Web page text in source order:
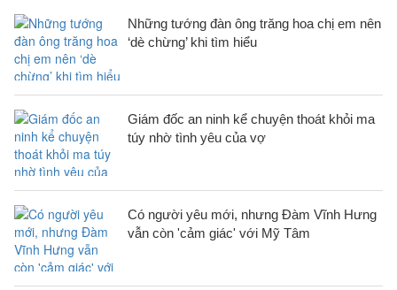
Những tướng đàn ông trăng hoa chị em nên
‘dè chừng’ khi tìm hiểu
Giám đốc an ninh kể chuyện thoát khỏi ma
túy nhờ tình yêu của vợ
Có người yêu mới, nhưng Đàm Vĩnh Hưng
vẫn còn 'cảm giác' với Mỹ Tâm